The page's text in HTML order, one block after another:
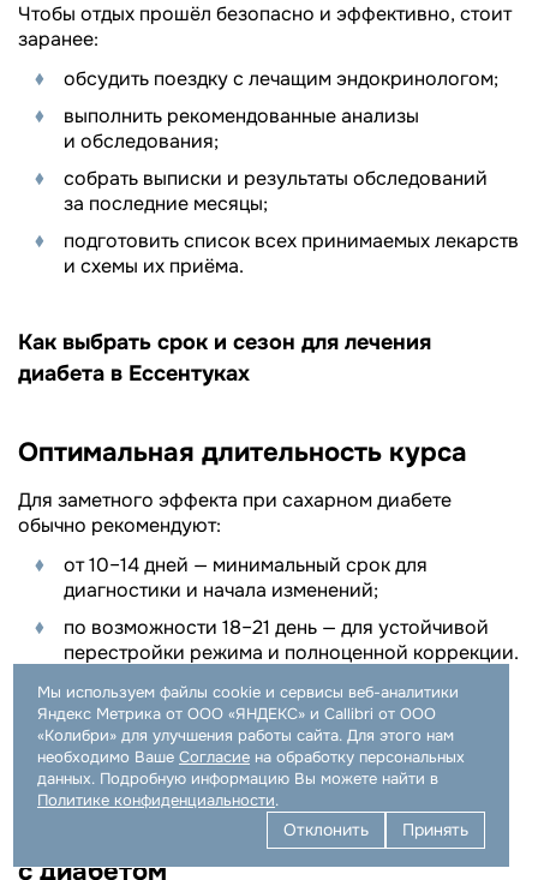
Чтобы отдых прошёл безопасно и эффективно, стоит
заранее:
обсудить поездку с лечащим эндокринологом;
выполнить рекомендованные анализы
и обследования;
собрать выписки и результаты обследований
за последние месяцы;
подготовить список всех принимаемых лекарств
и схемы их приёма.
Как выбрать срок и сезон для лечения
диабета в Ессентуках
Оптимальная длительность курса
Для заметного эффекта при сахарном диабете
обычно рекомендуют:
от 10–14 дней — минимальный срок для
диагностики и начала изменений;
по возможности 18–21 день — для устойчивой
перестройки режима и полноценной коррекции.
Чем более выражены метаболические нарушения
и сопутствующие заболевания, тем целесообразнее
рассматривать более длительный курс.
Лучшее время года для пациентов
с диабетом
Мы используем файлы cookie и сервисы веб-аналитики
Яндекс Метрика от ООО «ЯНДЕКС» и Callibri от ООО
«Колибри» для улучшения работы сайта. Для этого нам
необходимо Ваше Согласие на обработку персональных
данных. Подробную информацию Вы можете найти в
Политике конфиденциальности.
Отклонить Принять